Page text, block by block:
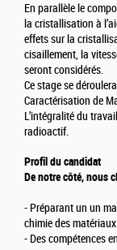
En parallèle le
la cristallisation à
effets sur la
cisaillement, la
seront considérés.
Ce stage se
Caractérisation de
L’intégralité du
radioactif.
Profil du candidat
De notre côté, nous
- Préparant un un
chimie des matériaux
- Des compétences